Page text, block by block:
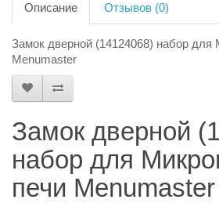
Описание Отзывов (0)
Замок дверной (14124068) набор для
Menumaster
Замок дверной
набор для
печи Menumaster